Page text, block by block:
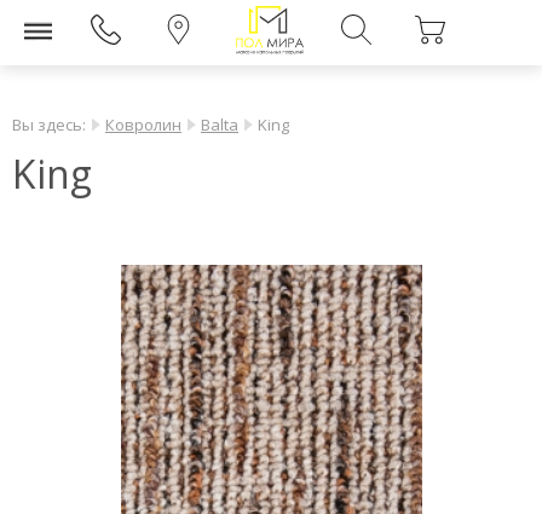
Вы здесь: Ковролин Balta King
King